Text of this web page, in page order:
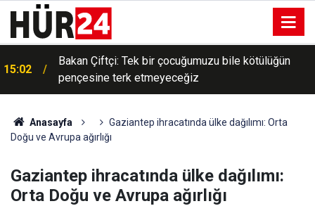
15:02
Bakan Çiftçi: Tek bir çocuğumuzu bile kötülüğün
pençesine terk etmeyeceğiz
Anasayfa
Gaziantep ihracatında ülke dağılımı: Orta
Doğu ve Avrupa ağırlığı
Gaziantep ihracatında ülke dağılımı:
Orta Doğu ve Avrupa ağırlığı